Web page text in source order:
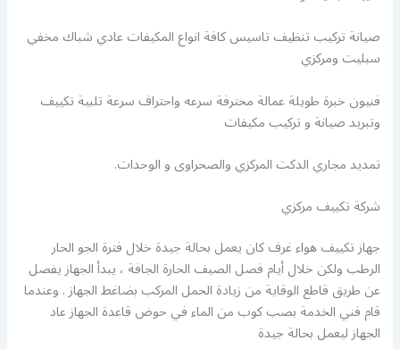
صيانة تركيب تنظيف تاسيس كافة انواع المكيفات عادي شباك مخفي
سبليت ومركزي
فنيون خبرة طويلة عمالة محترفة سرعه واحتراف سرعة تلبية تكييف
وتبريد صيانة و تركيب مكيفات
تمديد مجاري الدكت المركزي والصحراوى و الوحدات.
شركة تكييف مركزي
جهاز تكييف هواء غرف كان يعمل بحالة جيدة خلال فترة الجو الحار
الرطب ولكن خلال أيام فصل الصيف الحارة الجافة ، يبدأ الجهاز يفصل
عن طريق قاطع الوقاية من زيادة الحمل المركب بضاغط الجهاز . وعندما
قام فني الخدمة بصب كوب من الماء في حوض قاعدة الجهاز عاد
الجهاز ليعمل بحالة جيدة